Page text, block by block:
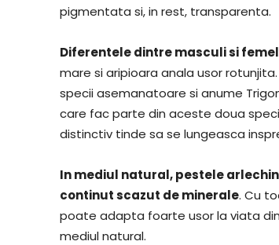
pigmentata si, in rest, transparenta.
Diferentele dintre masculi si
mare si aripioara anala usor
specii asemanatoare si anume
care fac parte din aceste doua
distinctiv tinde sa se lungeasca
In mediul natural, pestele
continut scazut de minerale. Cu
poate adapta foarte usor la viata
mediul natural.